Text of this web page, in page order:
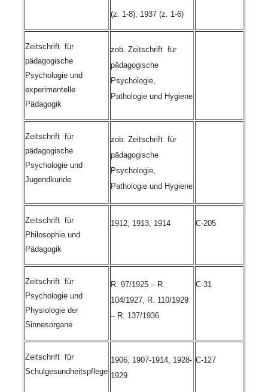
(z. 1-8), 1937 (z. 1-6)
Zeitschrift für
pädagogische
Psychologie und
experimentelle
Pädagogik
zob. Zeitschrift für
pädagogische
Psychologie,
Pathologie und Hygiene
Zeitschrift für
pädagogische
Psychologie und
Jugendkunde
zob. Zeitschrift für
pädagogische
Psychologie,
Pathologie und Hygiene
Zeitschrift für
Philosophie und
Pädagogik
1912, 1913, 1914 C-205
Zeitschrift für
Psychologie und
Physiologie der
Sinnesorgane
R. 97/1925 – R.
104/1927, R. 110/1929
– R. 137/1936
C-31
Zeitschrift für
Schulgesundheitspflege
1906, 1907-1914, 1928-
1929
C-127